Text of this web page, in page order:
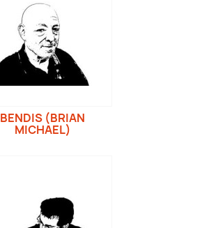
BENDIS (BRIAN
MICHAEL)